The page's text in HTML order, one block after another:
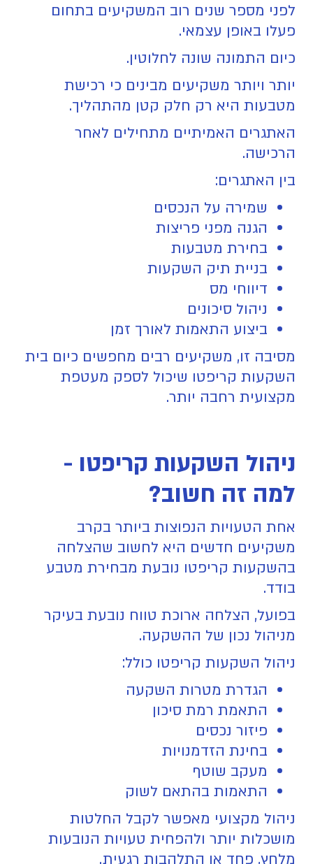
לפני מספר שנים רוב המשקיעים בתחום
פעלו באופן עצמאי.
כיום התמונה שונה לחלוטין.
יותר ויותר משקיעים מבינים כי רכישת
מטבעות היא רק חלק קטן מהתהליך.
האתגרים האמיתיים מתחילים לאחר
הרכישה.
בין האתגרים:
שמירה על הנכסים
הגנה מפני פריצות
בחירת מטבעות
בניית תיק השקעות
דיווחי מס
ניהול סיכונים
ביצוע התאמות לאורך זמן
מסיבה זו, משקיעים רבים מחפשים כיום בית
השקעות קריפטו שיכול לספק מעטפת
מקצועית רחבה יותר.
ניהול השקעות קריפטו -
למה זה חשוב?
אחת הטעויות הנפוצות ביותר בקרב
משקיעים חדשים היא לחשוב שהצלחה
בהשקעות קריפטו נובעת מבחירת מטבע
בודד.
בפועל, הצלחה ארוכת טווח נובעת בעיקר
מניהול נכון של ההשקעה.
ניהול השקעות קריפטו כולל:
הגדרת מטרות השקעה
התאמת רמת סיכון
פיזור נכסים
בחינת הזדמנויות
מעקב שוטף
התאמות בהתאם לשוק
ניהול מקצועי מאפשר לקבל החלטות
מושכלות יותר ולהפחית טעויות הנובעות
מלחץ, פחד או התלהבות רגעית.